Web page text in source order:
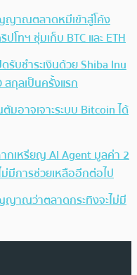
ญาณตลาดหมีเข้าสู่โค้ง
โทฯ ซุ่มเก็บ BTC และ ETH
รับชำระเงินด้วย Shiba Inu
สกุลเป็นครั้งแรก
มอาจเจาะระบบ Bitcoin ได้
เหรียญ AI Agent มูลค่า 2
มีการช่วยเหลืออีกต่อไป
าณว่าตลาดกระทิงจะไม่มี